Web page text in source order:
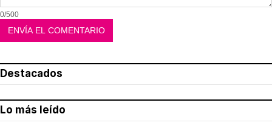
0/500
Destacados
Lo más leído